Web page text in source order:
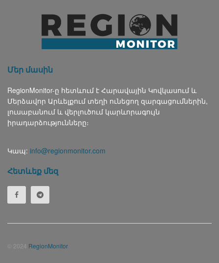
Մեր մասին
RegionMonitor-ը հետևում է Հարավային Կովկասում և
Մերձավոր Արևելքում տեղի ունեցող զարգացումներին,
լուսաբանում և վերլուծում կարևորագույն
իրադարձությունները։
Կապ: info@regionmonitor.com
Հետևեք մեզ
© 2024 RegionMonitor